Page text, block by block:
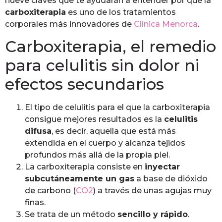
carboxiterapia es uno de los tratamientos
corporales más innovadores de Clínica Menorca.
Carboxiterapia, el remedio
para celulitis sin dolor ni
efectos secundarios
El tipo de celulitis para el que la carboxiterapia
consigue mejores resultados es la celulitis
difusa, es decir, aquella que está más
extendida en el cuerpo y alcanza tejidos
profundos más allá de la propia piel.
La carboxiterapia consiste en inyectar
subcutáneamente un gas a base de dióxido
de carbono (CO2) a través de unas agujas muy
finas.
Se trata de un método sencillo y rápido.